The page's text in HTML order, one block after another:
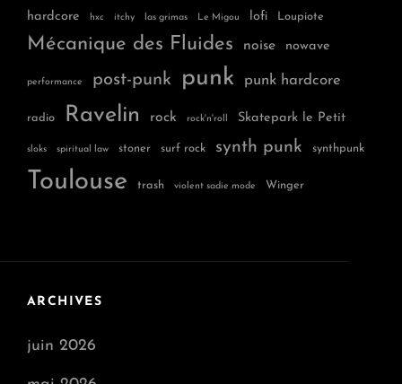
hardcore hxc itchy las grimas Le Migou lofi Loupiote
Mécanique des Fluides noise nowave
performance post-punk punk punk hardcore
radio Ravelin rock rock'n'roll Skatepark le Petit
sloks spiritual law stoner surf rock synth punk synthpunk
Toulouse trash violent sadie mode Winger
ARCHIVES
juin 2026